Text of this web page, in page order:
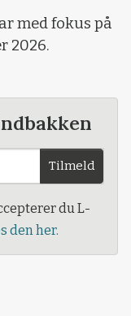
med fokus på
2026.
Tilmeld
du L-
den her.